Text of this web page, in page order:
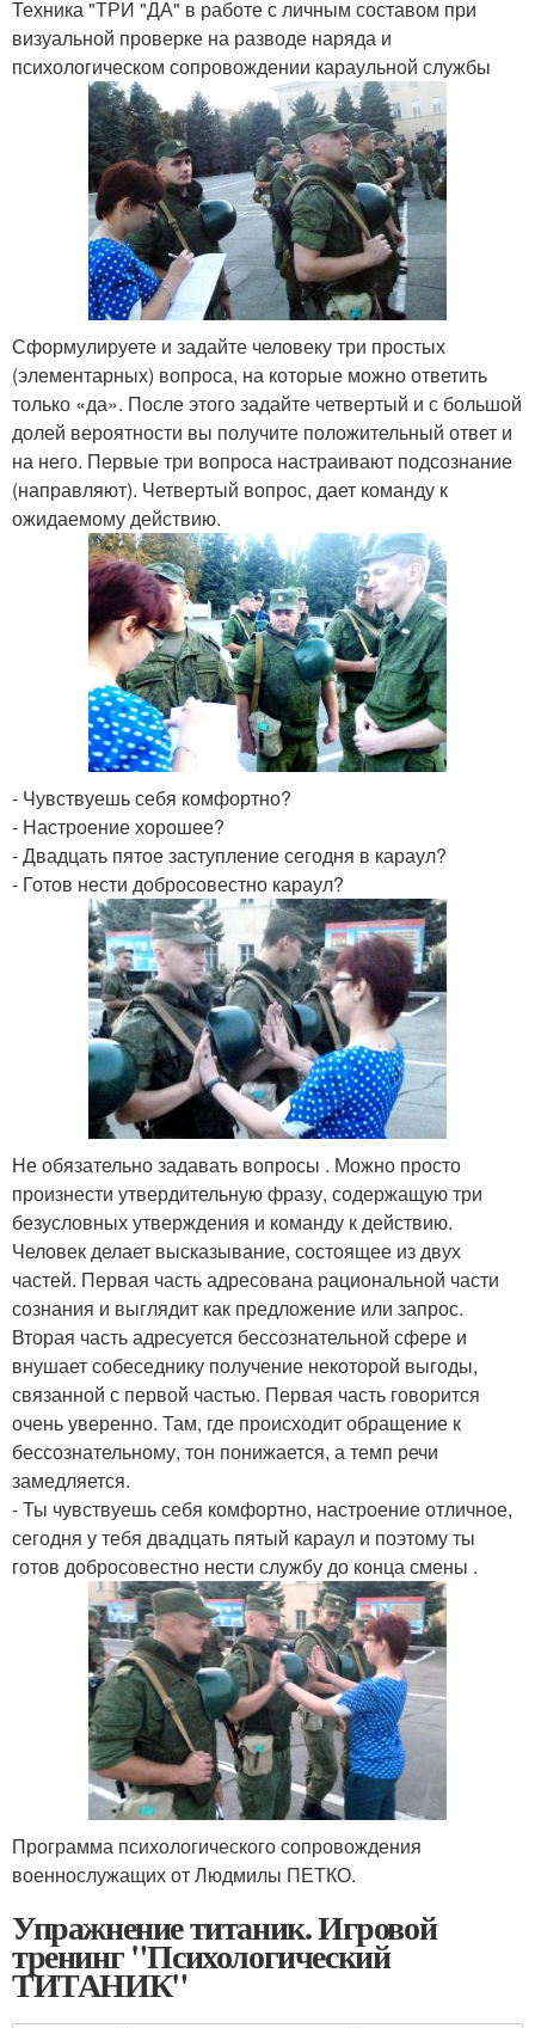
Техника "ТРИ "ДА" в работе с личным составом при
визуальной проверке на разводе наряда и
психологическом сопровождении караульной службы
Сформулируете и задайте человеку три простых
(элементарных) вопроса, на которые можно ответить
только «да». После этого задайте четвертый и с большой
долей вероятности вы получите положительный ответ и
на него. Первые три вопроса настраивают подсознание
(направляют). Четвертый вопрос, дает команду к
ожидаемому действию.
- Чувствуешь себя комфортно?
- Настроение хорошее?
- Двадцать пятое заступление сегодня в караул?
- Готов нести добросовестно караул?
Не обязательно задавать вопросы . Можно просто
произнести утвердительную фразу, содержащую три
безусловных утверждения и команду к действию.
Человек делает высказывание, состоящее из двух
частей. Первая часть адресована рациональной части
сознания и выглядит как предложение или запрос.
Вторая часть адресуется бессознательной сфере и
внушает собеседнику получение некоторой выгоды,
связанной с первой частью. Первая часть говорится
очень уверенно. Там, где происходит обращение к
бессознательному, тон понижается, а темп речи
замедляется.
- Ты чувствуешь себя комфортно, настроение отличное,
сегодня у тебя двадцать пятый караул и поэтому ты
готов добросовестно нести службу до конца смены .
Программа психологического сопровождения
военнослужащих от Людмилы ПЕТКО.
Упражнение титаник. Игровой
тренинг "Психологический
ТИТАНИК"